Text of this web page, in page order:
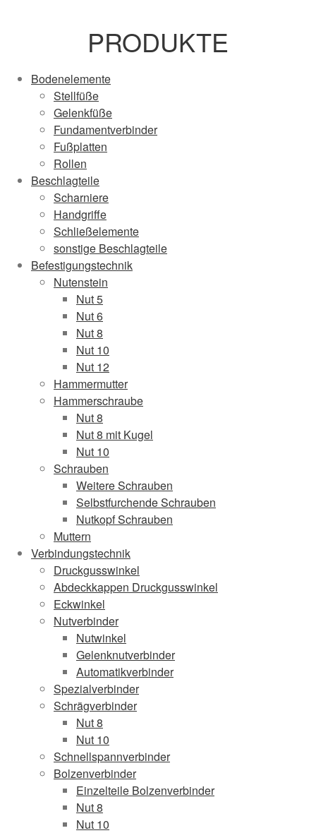
PRODUKTE
Bodenelemente
Stellfüße
Gelenkfüße
Fundamentverbinder
Fußplatten
Rollen
Beschlagteile
Scharniere
Handgriffe
Schließelemente
sonstige Beschlagteile
Befestigungstechnik
Nutenstein
Nut 5
Nut 6
Nut 8
Nut 10
Nut 12
Hammermutter
Hammerschraube
Nut 8
Nut 8 mit Kugel
Nut 10
Schrauben
Weitere Schrauben
Selbstfurchende Schrauben
Nutkopf Schrauben
Muttern
Verbindungstechnik
Druckgusswinkel
Abdeckkappen Druckgusswinkel
Eckwinkel
Nutverbinder
Nutwinkel
Gelenknutverbinder
Automatikverbinder
Spezialverbinder
Schrägverbinder
Nut 8
Nut 10
Schnellspannverbinder
Bolzenverbinder
Einzelteile Bolzenverbinder
Nut 8
Nut 10